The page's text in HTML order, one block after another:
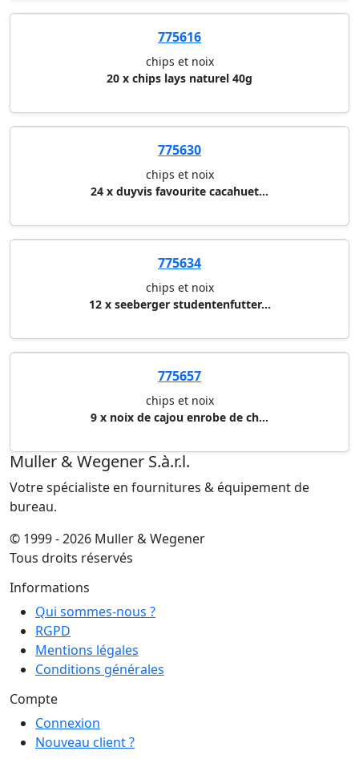
775616
chips et noix
20 x chips lays naturel 40g
775630
chips et noix
24 x duyvis favourite cacahuet...
775634
chips et noix
12 x seeberger studentenfutter...
775657
chips et noix
9 x noix de cajou enrobe de ch...
Muller & Wegener S.à.r.l.
Votre spécialiste en fournitures & équipement de
bureau.
© 1999 - 2026 Muller & Wegener
Tous droits réservés
Informations
Qui sommes-nous ?
RGPD
Mentions légales
Conditions générales
Compte
Connexion
Nouveau client ?